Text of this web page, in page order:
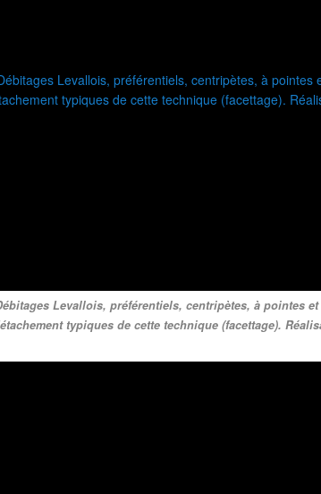
Levallois, préférentiels, centripètes, à pointes
typiques de cette technique (facettage).